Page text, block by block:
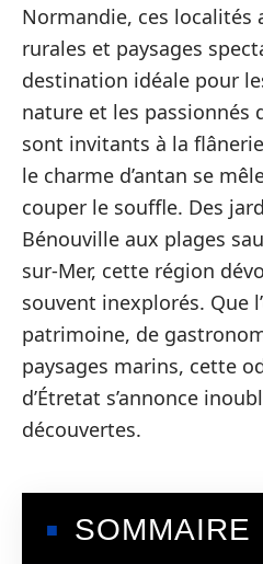
Normandie, ces
rurales et paysages
destination idéale pour
nature et les passionnés
sont invitants à la
le charme d’antan se
couper le souffle. Des
Bénouville aux plages
sur-Mer, cette région
souvent inexplorés. Que
patrimoine, de
paysages marins, cette
d’Étretat s’annonce
découvertes.
SOMMAIRE